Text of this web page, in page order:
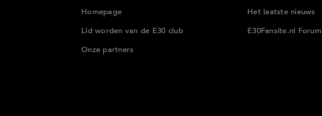
Homepage
Lid worden van de E30 club
Onze partners
Het laatste nieuws
E30Fansite.nl Forum